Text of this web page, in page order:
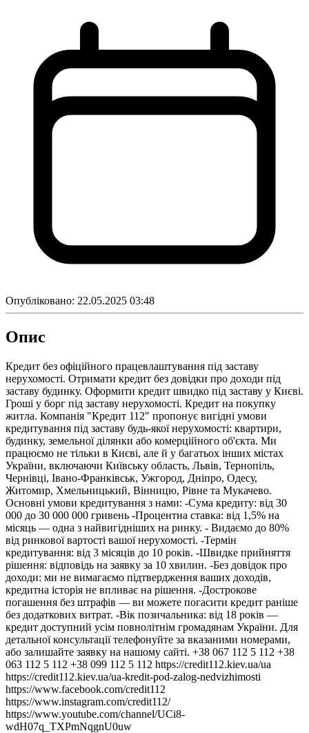
Опубліковано: 22.05.2025 03:48
Опис
Кредит без офіційного працевлаштування під заставу
нерухомості. Отримати кредит без довідки про доходи під
заставу будинку. Оформити кредит швидко під заставу у Києві.
Гроші у борг під заставу нерухомості. Кредит на покупку
житла. Компанія "Кредит 112" пропонує вигідні умови
кредитування під заставу будь-якої нерухомості: квартири,
будинку, земельної ділянки або комерційного об'єкта. Ми
працюємо не тільки в Києві, але й у багатьох інших містах
України, включаючи Київську область, Львів, Тернопіль,
Чернівці, Івано-Франківськ, Ужгород, Дніпро, Одесу,
Житомир, Хмельницький, Вінницю, Рівне та Мукачево.
Основні умови кредитування з нами: -Сума кредиту: від 30
000 до 30 000 000 гривень -Процентна ставка: від 1,5% на
місяць — одна з найвигідніших на ринку. - Видаємо до 80%
від ринкової вартості вашої нерухомості. -Термін
кредитування: від 3 місяців до 10 років. -Швидке прийняття
рішення: відповідь на заявку за 10 хвилин. -Без довідок про
доходи: ми не вимагаємо підтвердження ваших доходів,
кредитна історія не впливає на рішення. -Дострокове
погашення без штрафів — ви можете погасити кредит раніше
без додаткових витрат. -Вік позичальника: від 18 років —
кредит доступний усім повнолітнім громадянам України. Для
детальної консультації телефонуйте за вказаними номерами,
або залишайте заявку на нашому сайті. +38 067 112 5 112 +38
063 112 5 112 +38 099 112 5 112 https://credit112.kiev.ua/ua
https://credit112.kiev.ua/ua-kredit-pod-zalog-nedvizhimosti
https://www.facebook.com/credit112
https://www.instagram.com/credit112/
https://www.youtube.com/channel/UCi8-
wdH07q_TXPmNqgnU0uw